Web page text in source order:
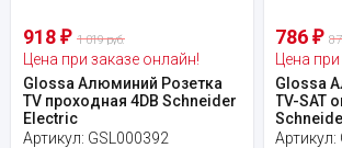
918 ₽ 1 019 руб.
Цена при заказе онлайн!
Glossa Алюминий Розетка
TV проходная 4DB Schneider
Electric
Артикул: GSL000392
786₽
Цена
Glossa
TV-SAT
Артикул: